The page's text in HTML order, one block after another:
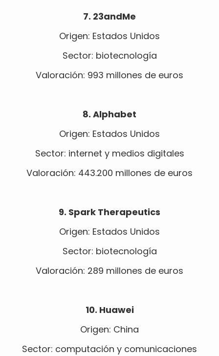
7. 23andMe
Origen: Estados Unidos
Sector: biotecnología
Valoración: 993 millones de euros
8. Alphabet
Origen: Estados Unidos
Sector: internet y medios digitales
Valoración: 443.200 millones de euros
9. Spark Therapeutics
Origen: Estados Unidos
Sector: biotecnología
Valoración: 289 millones de euros
10. Huawei
Origen: China
Sector: computación y comunicaciones